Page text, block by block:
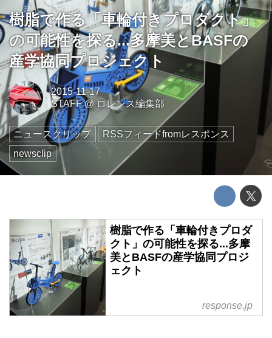
樹脂で作る「車輪付きプロダクト」
の可能性を探る...多摩美とBASFの
産学協同プロジェクト
2015-11-17
STAFF@ロレンス編集部
ニュースクリップ
RSSフィードfromレスポンス
newsclip
樹脂で作る「車輪付きプロダ
クト」の可能性を探る...多摩
美とBASFの産学協同プロジ
ェクト
response.jp